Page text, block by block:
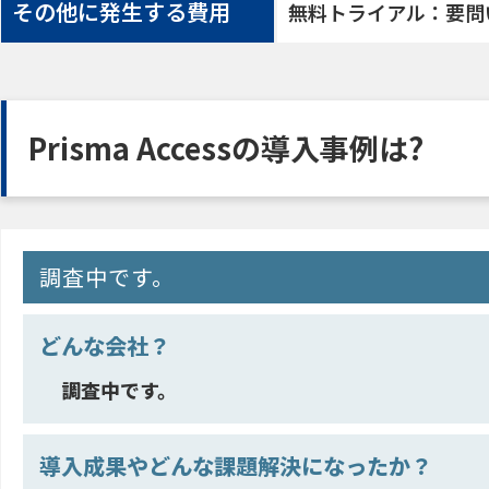
その他に発生する費用 無料トライアル：要
Prisma Accessの導入事例は?
調査中です。
どんな会社？
調査中です。
導入成果やどんな課題解決になったか？